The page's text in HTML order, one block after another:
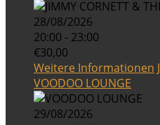
28/08/2026
20:00 - 23:00
€30,00
Weitere Informationen
VOODOO LOUNGE
29/08/2026